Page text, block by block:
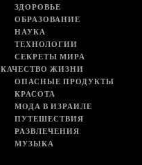
ЗДОРОВЬЕ
ОБРАЗОВАНИЕ
НАУКА
ТЕХНОЛОГИИ
СЕКРЕТЫ МИРА
КАЧЕСТВО ЖИЗНИ
ОПАСНЫЕ ПРОДУКТЫ
КРАСОТА
МОДА В ИЗРАИЛЕ
ПУТЕШЕСТВИЯ
РАЗВЛЕЧЕНИЯ
МУЗЫКА